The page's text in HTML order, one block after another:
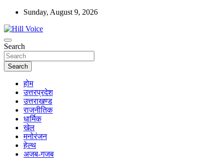
Skip
content
Sunday, August 9, 2026
Hill Voice
न्यूज़ पोर्टल
Search
Search
होम
उत्तरप्रदेश
उत्तराखण्ड
राजनीतिक
धार्मिक
खेल
मनोरंजन
हेल्थ
अजब-गजब